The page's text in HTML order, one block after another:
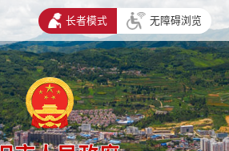
长者模式 无障碍浏览